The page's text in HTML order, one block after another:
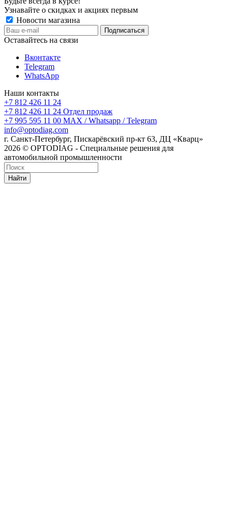
Узнавайте о скидках и акциях первым
Новости магазина
Оставайтесь на связи
Вконтакте
Telegram
WhatsApp
Наши контакты
+7 812 426 11 24
+7 812 426 11 24 Отдел продаж
+7 995 595 11 00 MAX / Whatsapp / Telegram
info@optodiag.com
г. Санкт-Петербург, Пискарёвский пр-кт 63, ДЦ «Кварц»
2026 © OPTODIAG - Специальные решения для
автомобильной промышленности
Найти